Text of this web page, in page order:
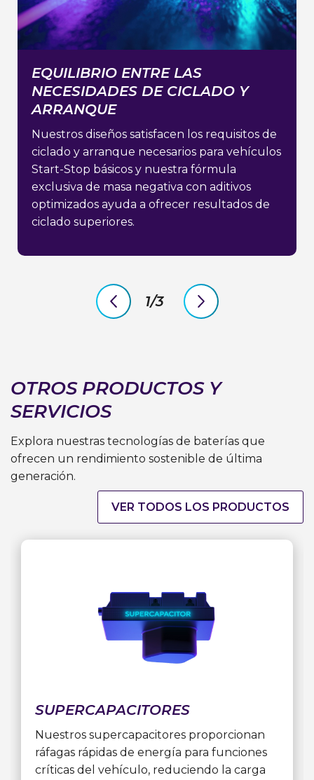
EQUILIBRIO ENTRE LAS
NECESIDADES DE CICLADO Y
ARRANQUE
Nuestros diseños satisfacen los requisitos de
ciclado y arranque necesarios para vehículos
Start-Stop básicos y nuestra fórmula
exclusiva de masa negativa con aditivos
optimizados ayuda a ofrecer resultados de
ciclado superiores.
previous
slide
1/3
next
slide
OTROS PRODUCTOS Y
SERVICIOS
Explora nuestras tecnologías de baterías que
ofrecen un rendimiento sostenible de última
generación.
VER TODOS LOS PRODUCTOS
SUPERCAPACITORES
Nuestros supercapacitores proporcionan
ráfagas rápidas de energía para funciones
críticas del vehículo, reduciendo la carga